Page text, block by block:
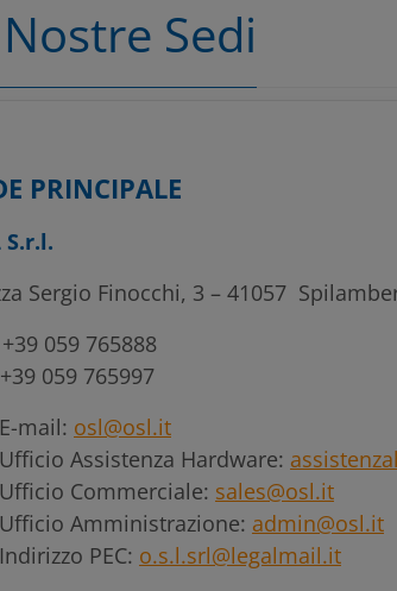
Sedi
PRINCIPALE
S.r.l.
Sergio Finocchi, 3 – 41057
059 765888
059 765997
E-mail: osl@osl.it
Ufficio Assistenza Hardware:
Ufficio Commerciale: sales@osl.it
Ufficio Amministrazione: admin@osl.it
Indirizzo PEC: o.s.l.srl@legalmail.it